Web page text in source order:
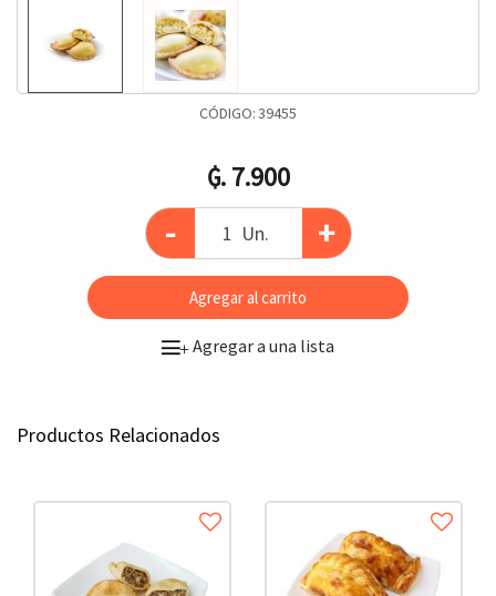
CÓDIGO:39455
₲. 7.900
- Un. +
Agregar al carrito
+Agregar a una lista
Productos Relacionados